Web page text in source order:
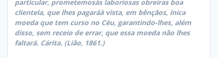
particular, prometemosàs laboriosas obreiras boa
clientela, que lhes pagaráà vista, em bênçãos, ínica
moeda que tem curso no Céu, garantindo-lhes, além
disso, sem receio de errar, que essa moeda não lhes
faltará. Cárita. (Lião, 1861.)